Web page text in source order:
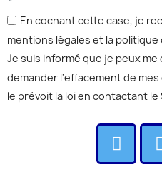
En cochant cette case, je
mentions légales et la
Je suis informé que je peux
demander l'effacement de
le prévoit la loi en contactant le